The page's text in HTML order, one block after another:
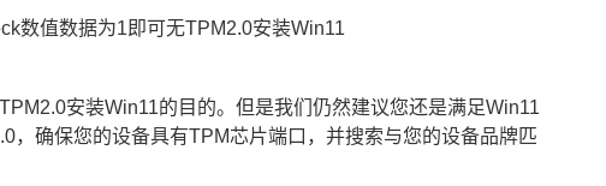
安装Win11的目的。但是我们仍然建议您还是满足Win11
，确保您的设备具有TPM芯片端口，并搜索与您的设备品牌匹